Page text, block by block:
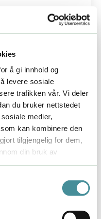
å gi innhold og
levere sosiale
trafikken vår. Vi deler
du bruker nettstedet
medier,
kan kombinere den
tilgjengelig for dem,
din bruk av
motivasjon i jobben?
som ikke
tro på at det måtte
En gang i tiden
skolen. Jeg ble
gikk på
spennende